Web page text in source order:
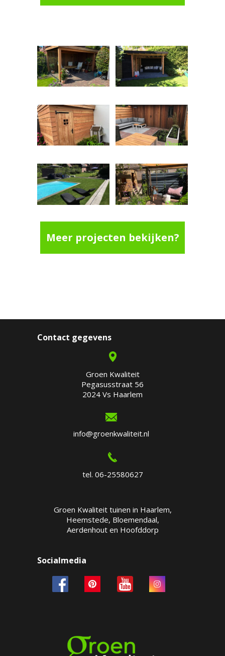
Meer projecten bekijken?
Contact gegevens
Groen Kwaliteit
Pegasusstraat 56
2024 Vs Haarlem
info@groenkwaliteit.nl
tel. 06-25580627
Groen Kwaliteit tuinen in Haarlem,
Heemstede, Bloemendaal,
Aerdenhout en Hoofddorp
Socialmedia